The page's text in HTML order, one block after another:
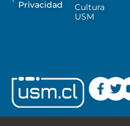
Privacidad
Cultura
USM